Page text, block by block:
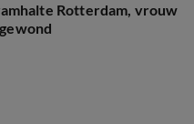
Rotterdam, vrouw